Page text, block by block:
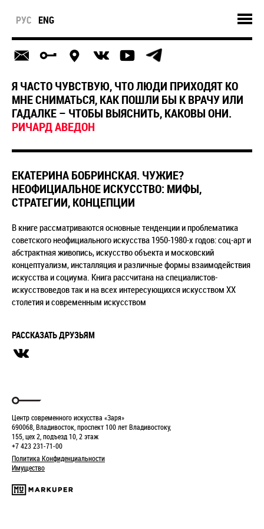
РУС ENG
Я ЧАСТО ЧУВСТВУЮ, ЧТО ЛЮДИ ПРИХОДЯТ КО
МНЕ СНИМАТЬСЯ, КАК ПОШЛИ БЫ К ВРАЧУ ИЛИ
ГАДАЛКЕ – ЧТОБЫ ВЫЯСНИТЬ, КАКОВЫ ОНИ.
РИЧАРД АВЕДОН
ЕКАТЕРИНА БОБРИНСКАЯ. ЧУЖИЕ?
НЕОФИЦИАЛЬНОЕ ИСКУССТВО: МИФЫ,
СТРАТЕГИИ, КОНЦЕПЦИИ
В книге рассматриваются основные тенденции и проблематика
советского неофициального искусства 1950-1980-х годов: соц-арт и
абстрактная живопись, искусство объекта и московский
концептуализм, инсталляция и различные формы взаимодействия
искусства и социума. Книга рассчитана на специалистов-
искусствоведов так и на всех интересующихся искусством ХХ
столетия и современным искусством
РАССКАЗАТЬ ДРУЗЬЯМ
Центр современного искусства «Заря»
690068, Владивосток, проспект 100 лет Владивостоку,
155, цех 2, подъезд 10, 2 этаж
+7 423 231-71-00
Политика Конфиденциальности
Имущество